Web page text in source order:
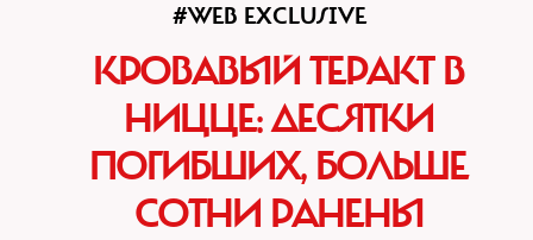
#WEB EXCLUSIVE
КРОВАВЫЙ ТЕРАКТ В
НИЦЦЕ: ДЕСЯТКИ
ПОГИБШИХ, БОЛЬШЕ
СОТНИ РАНЕНЫ